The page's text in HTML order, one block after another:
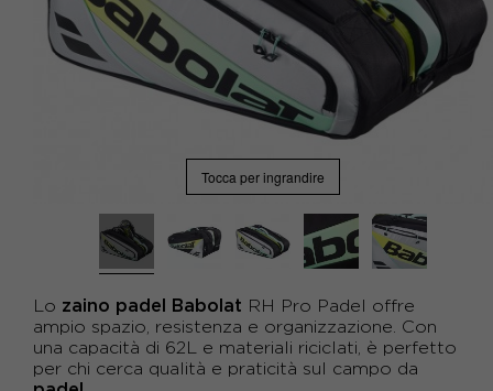
Tocca per ingrandire
Lo zaino padel Babolat RH Pro Padel offre
ampio spazio, resistenza e organizzazione. Con
una capacità di 62L e materiali riciclati, è perfetto
per chi cerca qualità e praticità sul campo da